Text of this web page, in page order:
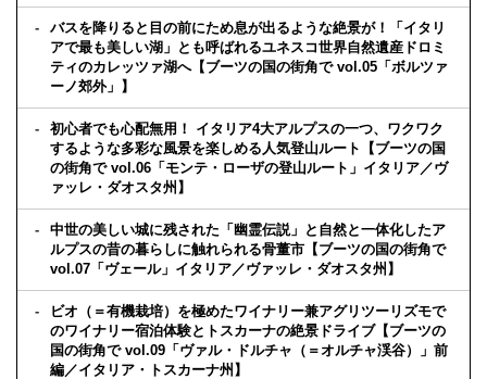
バスを降りると目の前にため息が出るような絶景が！「イタリ
アで最も美しい湖」とも呼ばれるユネスコ世界自然遺産ドロミ
ティのカレッツァ湖へ【ブーツの国の街角で vol.05「ボルツァ
ーノ郊外」】
初心者でも心配無用！ イタリア4大アルプスの一つ、ワクワク
するような多彩な風景を楽しめる人気登山ルート【ブーツの国
の街角で vol.06「モンテ・ローザの登山ルート」イタリア／ヴ
ァッレ・ダオスタ州】
中世の美しい城に残された「幽霊伝説」と自然と一体化したア
ルプスの昔の暮らしに触れられる骨董市【ブーツの国の街角で
vol.07「ヴェール」イタリア／ヴァッレ・ダオスタ州】
ビオ（＝有機栽培）を極めたワイナリー兼アグリツーリズモで
のワイナリー宿泊体験とトスカーナの絶景ドライブ【ブーツの
国の街角で vol.09「ヴァル・ドルチャ（＝オルチャ渓谷）」前
編／イタリア・トスカーナ州】